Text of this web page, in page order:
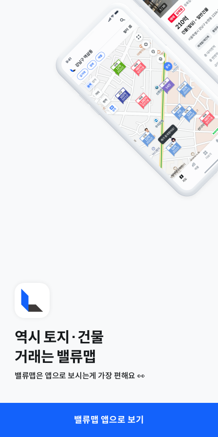
역시 토지·건물
거래는 밸류맵
밸류맵은 앱으로 보시는게 가장 편해요 👀
밸류맵 앱으로 보기